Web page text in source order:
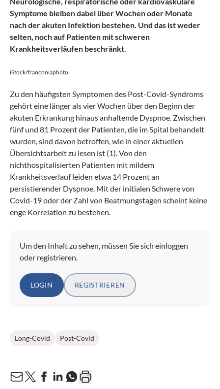
Symptome bleiben dabei über Wochen oder Monate
nach der akuten Infektion bestehen. Und das ist weder
selten, noch auf Patienten mit schweren
Krankheitsverläufen beschränkt.
iStock/franconiaphoto
Zu den häufigsten Symptomen des Post-Covid-Syndroms
gehört eine länger als vier Wochen über den Beginn der
akuten Erkrankung hinaus anhaltende Dyspnoe. Zwischen
fünf und 81 Prozent der Patienten, die im Spital behandelt
wurden, sind davon betroffen, wie in einer aktuellen
Übersichtsarbeit zu lesen ist (1). Von den
nichthospitalisierten Patienten mit mildem
Krankheitsverlauf leiden etwa 14 Prozent an
persistierender Dyspnoe. Mit der initialen Schwere von
Covid-19 oder der Zahl von Beatmungstagen scheint keine
enge Korrelation zu bestehen.
Um den Inhalt zu sehen, müssen Sie sich einloggen
oder registrieren.
LOGIN REGISTRIEREN
Long-Covid Post-Covid